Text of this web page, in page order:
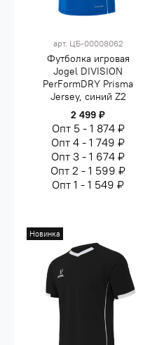
арт. ЦБ-00008062
Футболка игровая
Jogel DIVISION
PerFormDRY Prisma
Jersey, синий Z2
2 499 ₽
Опт 5 - 1 874 ₽
Опт 4 - 1 749 ₽
Опт 3 - 1 674 ₽
Опт 2 - 1 599 ₽
Опт 1 - 1 549 ₽
Новинка